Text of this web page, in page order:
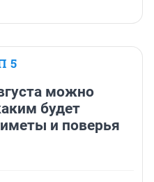
5
можно
будет
и поверья